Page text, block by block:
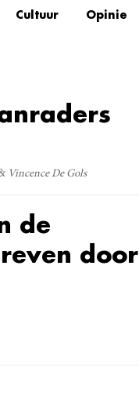
Cultuur Opinie
Vincence De Gols
de
door